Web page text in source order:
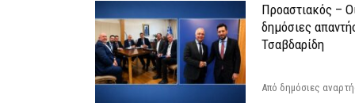
Προαστιακός –
δημόσιες
Τσαβδαρίδη
Από δημόσιες